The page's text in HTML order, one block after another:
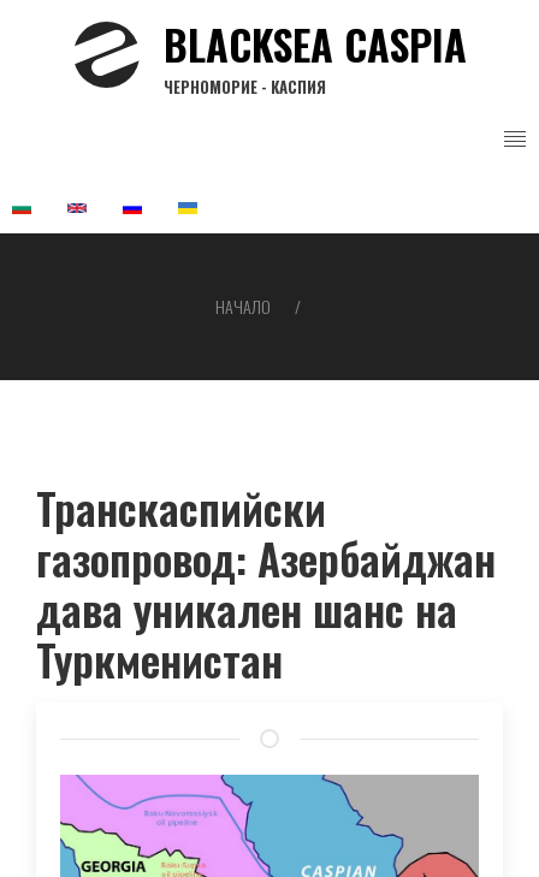
BLACKSEA CASPIA
ЧЕРНОМОРИЕ - КАСПИЯ
НАЧАЛО
Транскаспийски
газопровод: Азербайджан
дава уникален шанс на
Туркменистан